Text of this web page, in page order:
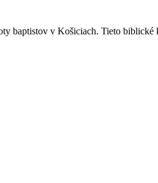
baptistov v Košiciach. Tieto